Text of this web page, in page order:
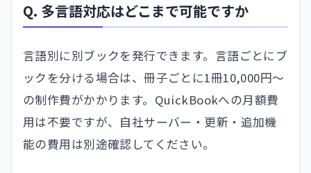
Q. 多言語対応はどこまで可能ですか
言語別に別ブックを発行できます。言語ごとにブ
ックを分ける場合は、冊子ごとに1冊10,000円〜
の制作費がかかります。QuickBookへの月額費
用は不要ですが、自社サーバー・更新・追加機
能の費用は別途確認してください。